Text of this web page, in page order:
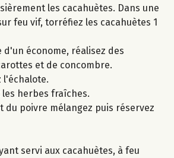
les cacahuètes. Dans une
feu vif, torréfiez les cacahuètes 1
d'un économe, réalisez des
et de concombre.
l'échalote.
les herbes fraîches.
du poivre mélangez puis réservez
servi aux cacahuètes, à feu